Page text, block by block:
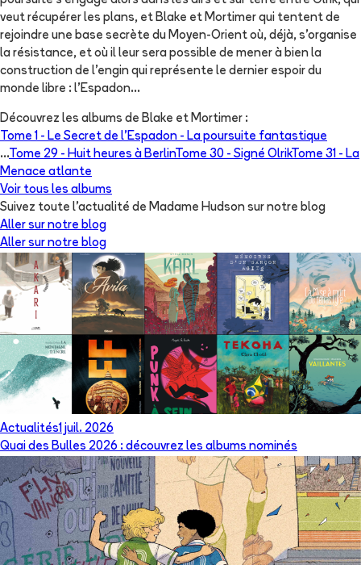
veut récupérer les plans, et Blake et Mortimer qui tentent de
rejoindre une base secrète du Moyen-Orient où, déjà, s'organise
la résistance, et où il leur sera possible de mener à bien la
construction de l'engin qui représente le dernier espoir du
monde libre : l'Espadon...
Découvrez les albums de Blake et Mortimer :
Tome 1 - Le Secret de l'Espadon - La poursuite fantastique
...Tome 29 - Huit heures à BerlinTome 30 - Signé OlrikTome 31 - La
Menace atlante
Voir tous les albums
Suivez toute l'actualité de Madame Hudson sur notre blog
Aller sur notre blog
Aller sur notre blog
Actualités1 juil. 2026
Quai des Bulles 2026 : découvrez les albums nominés